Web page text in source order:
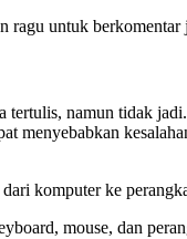
ragu untuk
namun tidak
menyebabkan
komputer ke
mouse, dan